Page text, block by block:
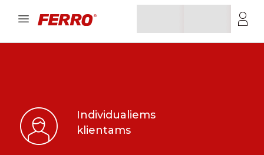
Individualiems
klientams